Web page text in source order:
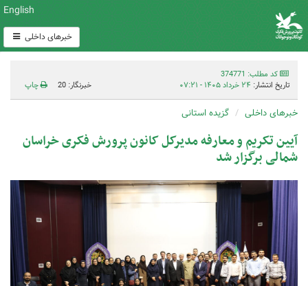
English
خبرهای داخلی
کد مطلب: 374771
تاریخ انتشار: ۲۴ خرداد ۱۴۰۵ - ۰۷:۲۱ خبرنگار: 20 چاپ
خبرهای داخلی گزیده استانی
آیین تکریم و معارفه مدیرکل کانون پرورش فکری خراسان
شمالی برگزار شد